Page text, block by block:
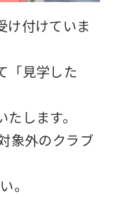
け付けていま
「見学した
します。
象外のクラブ
。